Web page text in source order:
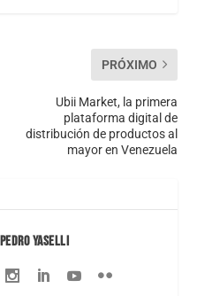
PRÓXIMO
Ubii Market, la primera
plataforma digital de
distribución de productos al
mayor en Venezuela
Pedro Yaselli